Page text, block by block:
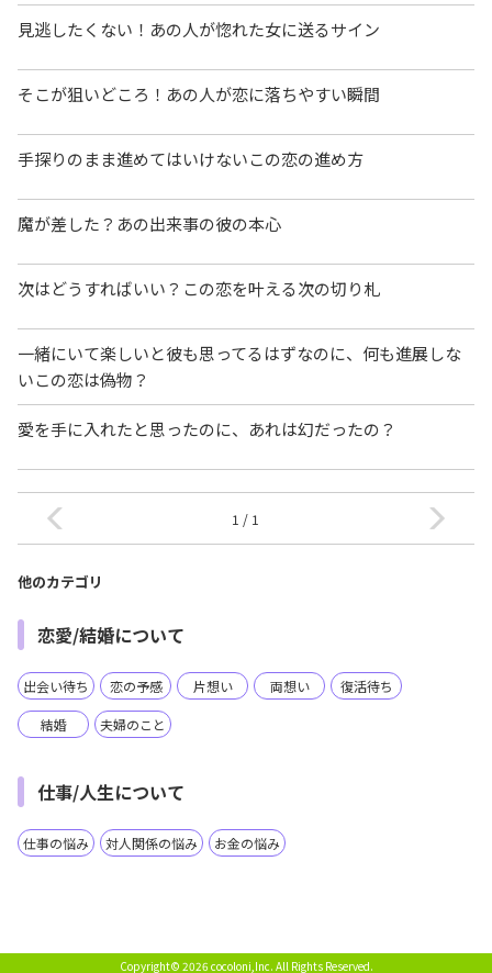
見逃したくない！あの人が惚れた女に送るサイン
そこが狙いどころ！あの人が恋に落ちやすい瞬間
手探りのまま進めてはいけないこの恋の進め方
魔が差した？あの出来事の彼の本心
次はどうすればいい？この恋を叶える次の切り札
一緒にいて楽しいと彼も思ってるはずなのに、何も進展しな
いこの恋は偽物？
愛を手に入れたと思ったのに、あれは幻だったの？
1 / 1
他のカテゴリ
恋愛/結婚について
出会い待ち 恋の予感 片想い 両想い 復活待ち
結婚 夫婦のこと
仕事/人生について
仕事の悩み 対人関係の悩み お金の悩み
Copyright© 2026 cocoloni,Inc. All Rights Reserved.